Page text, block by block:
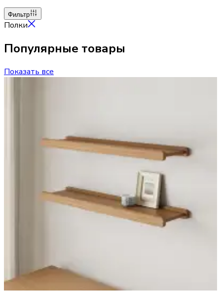
Фильтр
Полки
Популярные товары
Показать все